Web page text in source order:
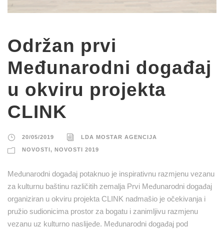
Održan prvi
Međunarodni događaj
u okviru projekta
CLINK
20/05/2019 LDA MOSTAR AGENCIJA
NOVOSTI, NOVOSTI 2019
Međunarodni događaj potaknuo je inspirativnu razmjenu vezanu
za kulturnu baštinu različitih zemalja Prvi Međunarodni događaj
organiziran u okviru projekta CLINK nadmašio je očekivanja i
pružio sudionicima prostor za bogatu i zanimljivu razmjenu
vezanu uz kulturno naslijeđe. Međunarodni događaj pod